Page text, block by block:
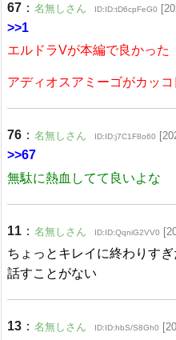
67 ： 名無しさん ID:ID:tD6cpFeG0
>>1
エルドラVが本編で良かった
アディオスアミーゴがカッコ
76 ： 名無しさん ID:ID:j7C1F8o60
>>67
無駄に熱血してて良いよな
11 ： 名無しさん ID:ID:QqniG2VV0
ちょっとキレイに終わりすぎ
話すことがない
13 ： 名無しさん ID:ID:hbS/S8Gh0